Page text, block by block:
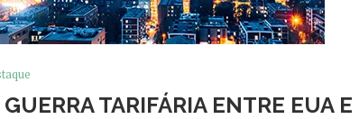
TARIFÁRIA ENTRE EUA E